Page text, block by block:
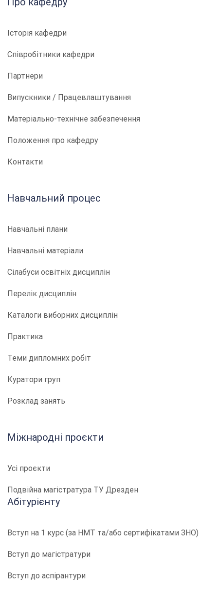
Історія кафедри
Співробітники кафедри
Партнери
Випускники / Працевлаштування
Матеріально-технічне забезпечення
Положення про кафедру
Контакти
Навчальний процес
Навчальні плани
Навчальні матеріали
Сілабуси освітніх дисциплін
Перелік дисциплін
Каталоги виборних дисциплін
Практика
Теми дипломних робіт
Куратори груп
Розклад занять
Міжнародні проєкти
Усі проєкти
Подвійна магістратура ТУ Дрезден
Абітурієнту
Вступ на 1 курс (за НМТ та/або сертифікатами ЗНО)
Вступ до магістратури
Вступ до аспірантури